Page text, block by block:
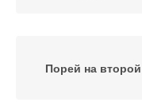
Порей на второй